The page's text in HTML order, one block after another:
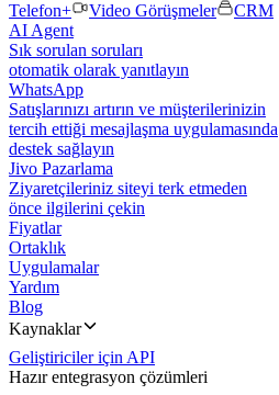
Telefon+
Video Görüşmeler
CRM
AI Agent
Sık sorulan soruları
otomatik olarak yanıtlayın
WhatsApp
Satışlarınızı artırın ve müşterilerinizin
tercih ettiği mesajlaşma uygulamasında
destek sağlayın
Jivo Pazarlama
Ziyaretçileriniz siteyi terk etmeden
önce ilgilerini çekin
Fiyatlar
Ortaklık
Uygulamalar
Yardım
Blog
Kaynaklar
Geliştiriciler için API
Hazır entegrasyon çözümleri